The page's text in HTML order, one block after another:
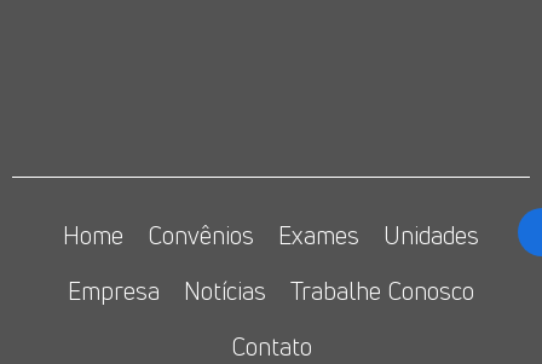
Home Convênios Exames
Unidades
Empresa
Notícias
Trabalhe Conosco
Contato